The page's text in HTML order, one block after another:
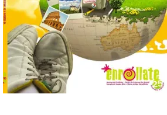
Incide en que el eclipse se
verá desde múltiples
puntos de la ciudad, por lo
que no será necesario
desplazarse y se
recomienda no acudir a Gijón/Xixón en
coche ni usarlo ese día. Los accesos a
la Campa Torres y La […]